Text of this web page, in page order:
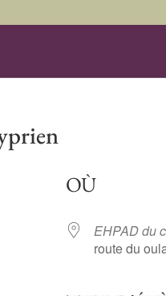
OÙ
EHPAD du
route du